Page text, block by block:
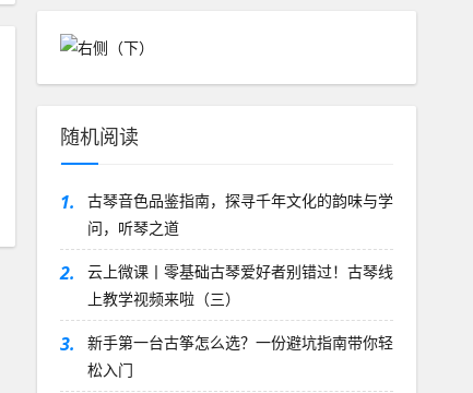
随机阅读
1.
古琴音色品鉴指南，探寻千年文化的韵味与学
问，听琴之道
2.
云上微课丨零基础古琴爱好者别错过！古琴线
上教学视频来啦（三）
3.
新手第一台古筝怎么选？一份避坑指南带你轻
松入门